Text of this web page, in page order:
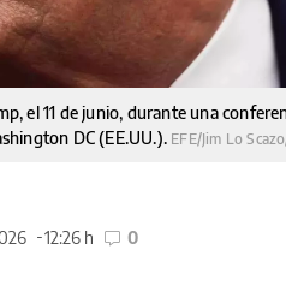
el 11 de junio, durante una
DC (EE.UU.). EFE/Jim Lo
12:26 h 0